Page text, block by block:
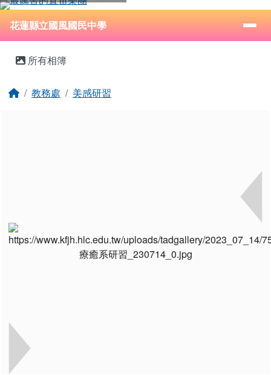
跳至主內容區
花蓮縣立國風國民中學
⏸
導覽列
花蓮縣立國風國民中學
所有相簿
回首頁
教務處 美感研習